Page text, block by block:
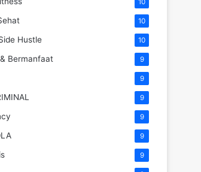
10
10
Hustle 10
Bermanfaat 9
9
9
9
9
9